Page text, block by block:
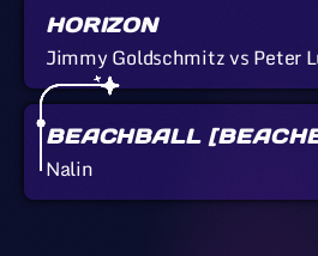
HORIZON
Jimmy Goldschmitz vs Peter
BEACHBALL
Nalin